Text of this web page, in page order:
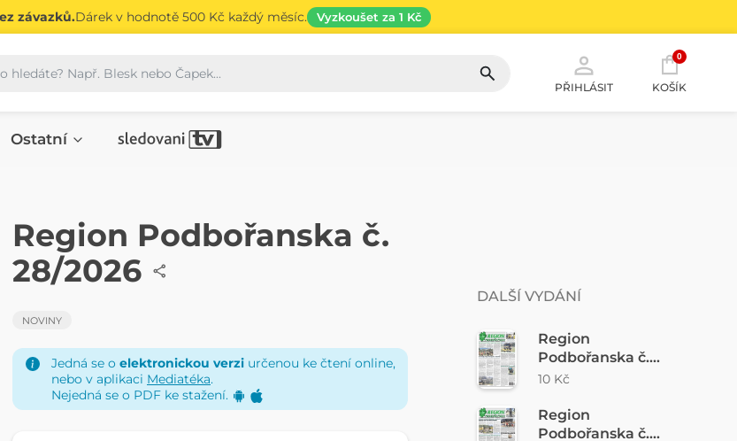
závazků.Dárek v hodnotě 500 Kč každý měsíc. Vyzkoušet za 1 Kč
PŘIHLÁSIT
0
KOŠÍK
Ostatní
NOVINY
Region Podbořanska č.
28/2026
NOVINY
Jedná se o elektronickou verzi určenou ke čtení online,
nebo v aplikaci Mediatéka.
Nejedná se o PDF ke stažení.
DALŠÍ VYDÁNÍ
Region
Podbořanska č.
32/2026
10 Kč
Region
Podbořanska č.